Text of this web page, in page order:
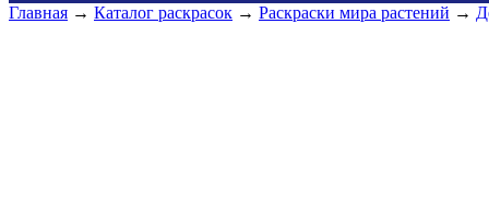
Главная → Каталог раскрасок → Раскраски мира растений →